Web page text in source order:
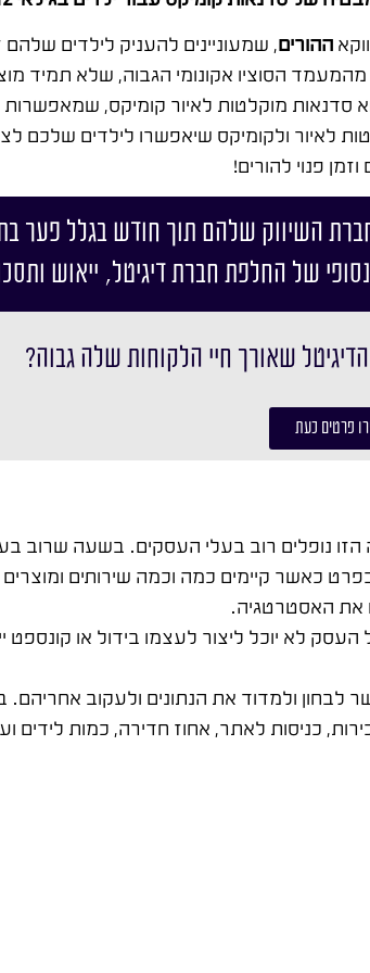
ההורים, שמעוניינים להעניק לילדים שלהם
הסוציו אקונומי הגבוה, שלא תמיד
סדנאות מוקלטות לאיור קומיקס, שמאפשרות
לאיור ולקומיקס שיאפשרו לילדים שלכם
פנוי להורים!
השיווק שלהם תוך חודש בגלל פער
של החלפת חברת דיגיטל, ייאוש
שאורך חיי הלקוחות שלה גבוה?
פרטים כעת
נופלים רוב בעלי העסקים. בשעה שרוב
כאשר קיימים כמה וכמה שירותים ומוצרים
את האסטרטגיה.
לא יוכל ליצור לעצמו בידול או קונספט
לבחון ולמדוד את הנתונים ולעקוב אחריהם.
כניסות לאתר, אחוז חדירה, כמות לידים